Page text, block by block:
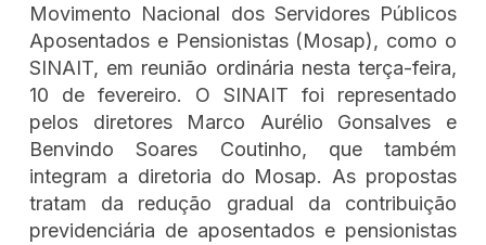
Movimento Nacional dos Servidores Públicos
Aposentados e Pensionistas (Mosap), como o
SINAIT, em reunião ordinária nesta terça-feira,
10 de fevereiro. O SINAIT foi representado
pelos diretores Marco Aurélio Gonsalves e
Benvindo Soares Coutinho, que também
integram a diretoria do Mosap. As propostas
tratam da redução gradual da contribuição
previdenciária de aposentados e pensionistas